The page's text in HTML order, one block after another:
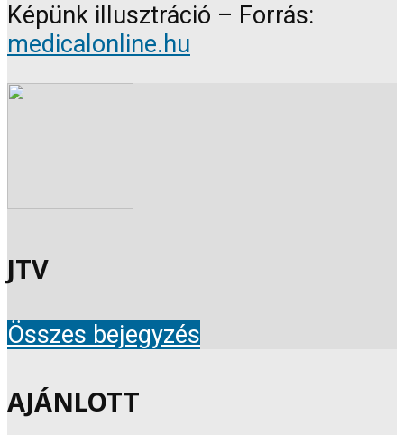
Képünk illusztráció – Forrás:
medicalonline.hu
JTV
Összes bejegyzés
AJÁNLOTT